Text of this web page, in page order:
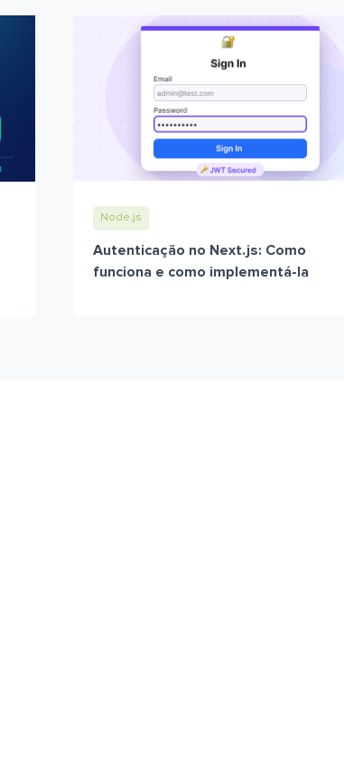
Node.js
Autenticação no Next.js: Como
funciona e como implementá-la